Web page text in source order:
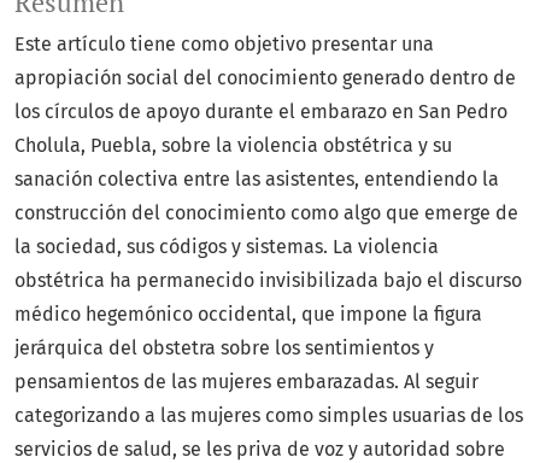
Este artículo tiene como objetivo presentar una
apropiación social del conocimiento generado dentro de
los círculos de apoyo durante el embarazo en San Pedro
Cholula, Puebla, sobre la violencia obstétrica y su
sanación colectiva entre las asistentes, entendiendo la
construcción del conocimiento como algo que emerge de
la sociedad, sus códigos y sistemas. La violencia
obstétrica ha permanecido invisibilizada bajo el discurso
médico hegemónico occidental, que impone la figura
jerárquica del obstetra sobre los sentimientos y
pensamientos de las mujeres embarazadas. Al seguir
categorizando a las mujeres como simples usuarias de los
servicios de salud, se les priva de voz y autoridad sobre